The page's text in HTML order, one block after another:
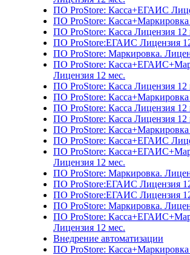
ПО ProStore: Касса+ЕГАИС
ПО ProStore:
ПО ProStore: Касса Лицензия 12
ПО ProStore:ЕГАИС Лицензия
ПО ProStore: Маркировка.
ПО ProStore:
Лицензия 12 мес.
ПО ProStore: Касса Лицензия 12
ПО ProStore:
ПО ProStore: Касса Лицензия 12
ПО ProStore: Касса Лицензия 12
ПО ProStore:
ПО ProStore: Касса+ЕГАИС
ПО ProStore:
Лицензия 12 мес.
ПО ProStore: Маркировка.
ПО ProStore:ЕГАИС Лицензия
ПО ProStore:ЕГАИС Лицензия
ПО ProStore: Маркировка.
ПО ProStore:
Лицензия 12 мес.
Внедрение автоматизации
ПО ProStore: